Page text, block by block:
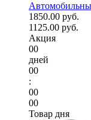
1850.00 руб.
1125.00 руб.
Акция
00
дней
00
:
00
00
Товар дня